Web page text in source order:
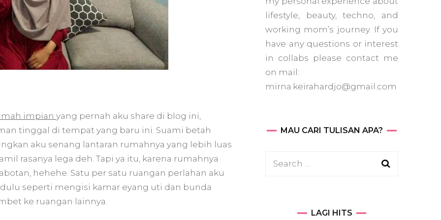
impian yang pernah aku share di blog ini,
tinggal di tempat yang baru ini. Suami betah
aku senang lantaran rumahnya yang lebih luas
rasanya lega deh. Tapi ya itu, karena rumahnya
hehehe. Satu per satu ruangan perlahan aku
seperti mengisi kamar eyang uti dan bunda
ke ruangan lainnya.
lifestyle, beauty, techno, and
working mom’s journey. If you
have any questions or interest
in collabs please contact me
on mail:
mirna.keirahardjo@gmail.com
MAU CARI TULISAN APA?
Search
LAGI HITS